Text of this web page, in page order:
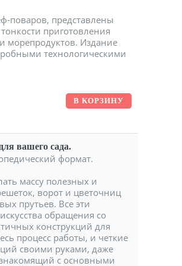
поваров, представлены
приготовления
морепродуктов. Издание
технологическими
вашего сада.
формат.
массу полезных и
ворот и цветочниц
прутьев. Все эти
обращения со
конструкций для
процесс работы, и четкие
своими руками, даже
с основными